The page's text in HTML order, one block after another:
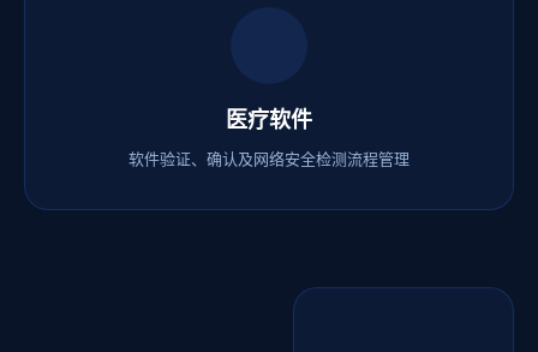
医疗软件
软件验证、确认及网络安全检测流程管理